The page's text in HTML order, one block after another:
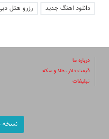
دانلود اهنگ جدید
رزرو هتل
درباره ما
قیمت دلار، طلا و سکه
تبلیغات
نسخه